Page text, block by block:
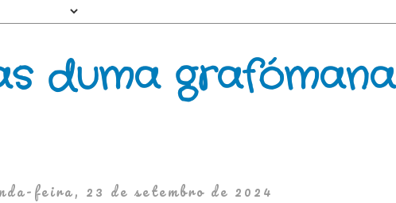
duma grafómana
feira, 23 de setembro de 2024